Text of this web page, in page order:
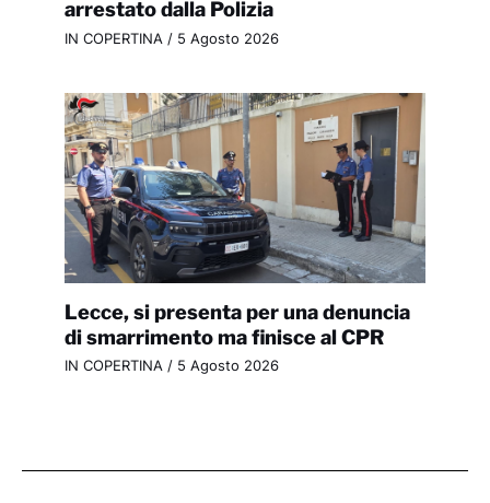
arrestato dalla Polizia
IN COPERTINA / 5 Agosto 2026
Lecce, si presenta per una denuncia
di smarrimento ma finisce al CPR
IN COPERTINA/ 5 Agosto 2026